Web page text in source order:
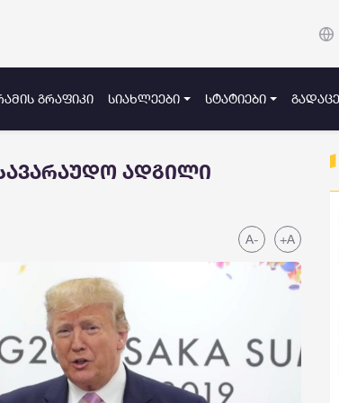
ᲒᲠᲐᲤᲘᲙᲘ ᲡᲘᲐᲮᲚᲔᲔᲑᲘ ᲡᲢᲐᲢᲘᲔᲑᲘ
ადგილი
A- +A